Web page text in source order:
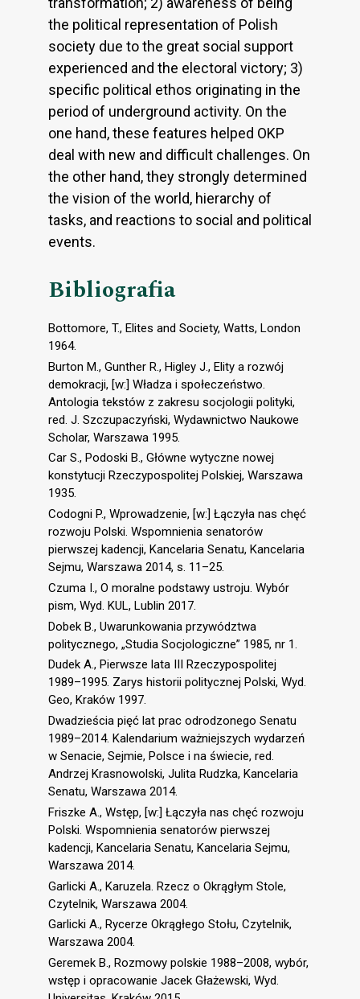
the political representation of Polish
society due to the great social support
experienced and the electoral victory; 3)
specific political ethos originating in the
period of underground activity. On the
one hand, these features helped OKP
deal with new and difficult challenges. On
the other hand, they strongly determined
the vision of the world, hierarchy of
tasks, and reactions to social and political
events.
Bibliografia
Bottomore, T., Elites and Society, Watts, London
1964.
Burton M., Gunther R., Higley J., Elity a rozwój
demokracji, [w:] Władza i społeczeństwo.
Antologia tekstów z zakresu socjologii polityki,
red. J. Szczupaczyński, Wydawnictwo Naukowe
Scholar, Warszawa 1995.
Car S., Podoski B., Główne wytyczne nowej
konstytucji Rzeczypospolitej Polskiej, Warszawa
1935.
Codogni P., Wprowadzenie, [w:] Łączyła nas chęć
rozwoju Polski. Wspomnienia senatorów
pierwszej kadencji, Kancelaria Senatu, Kancelaria
Sejmu, Warszawa 2014, s. 11–25.
Czuma I., O moralne podstawy ustroju. Wybór
pism, Wyd. KUL, Lublin 2017.
Dobek B., Uwarunkowania przywództwa
politycznego, „Studia Socjologiczne” 1985, nr 1.
Dudek A., Pierwsze lata III Rzeczypospolitej
1989–1995. Zarys historii politycznej Polski, Wyd.
Geo, Kraków 1997.
Dwadzieścia pięć lat prac odrodzonego Senatu
1989–2014. Kalendarium ważniejszych wydarzeń
w Senacie, Sejmie, Polsce i na świecie, red.
Andrzej Krasnowolski, Julita Rudzka, Kancelaria
Senatu, Warszawa 2014.
Friszke A., Wstęp, [w:] Łączyła nas chęć rozwoju
Polski. Wspomnienia senatorów pierwszej
kadencji, Kancelaria Senatu, Kancelaria Sejmu,
Warszawa 2014.
Garlicki A., Karuzela. Rzecz o Okrągłym Stole,
Czytelnik, Warszawa 2004.
Garlicki A., Rycerze Okrągłego Stołu, Czytelnik,
Warszawa 2004.
Geremek B., Rozmowy polskie 1988–2008, wybór,
wstęp i opracowanie Jacek Głażewski, Wyd.